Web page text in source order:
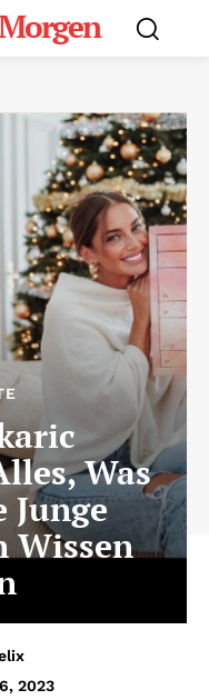
Was
Junge
Wissen
2023